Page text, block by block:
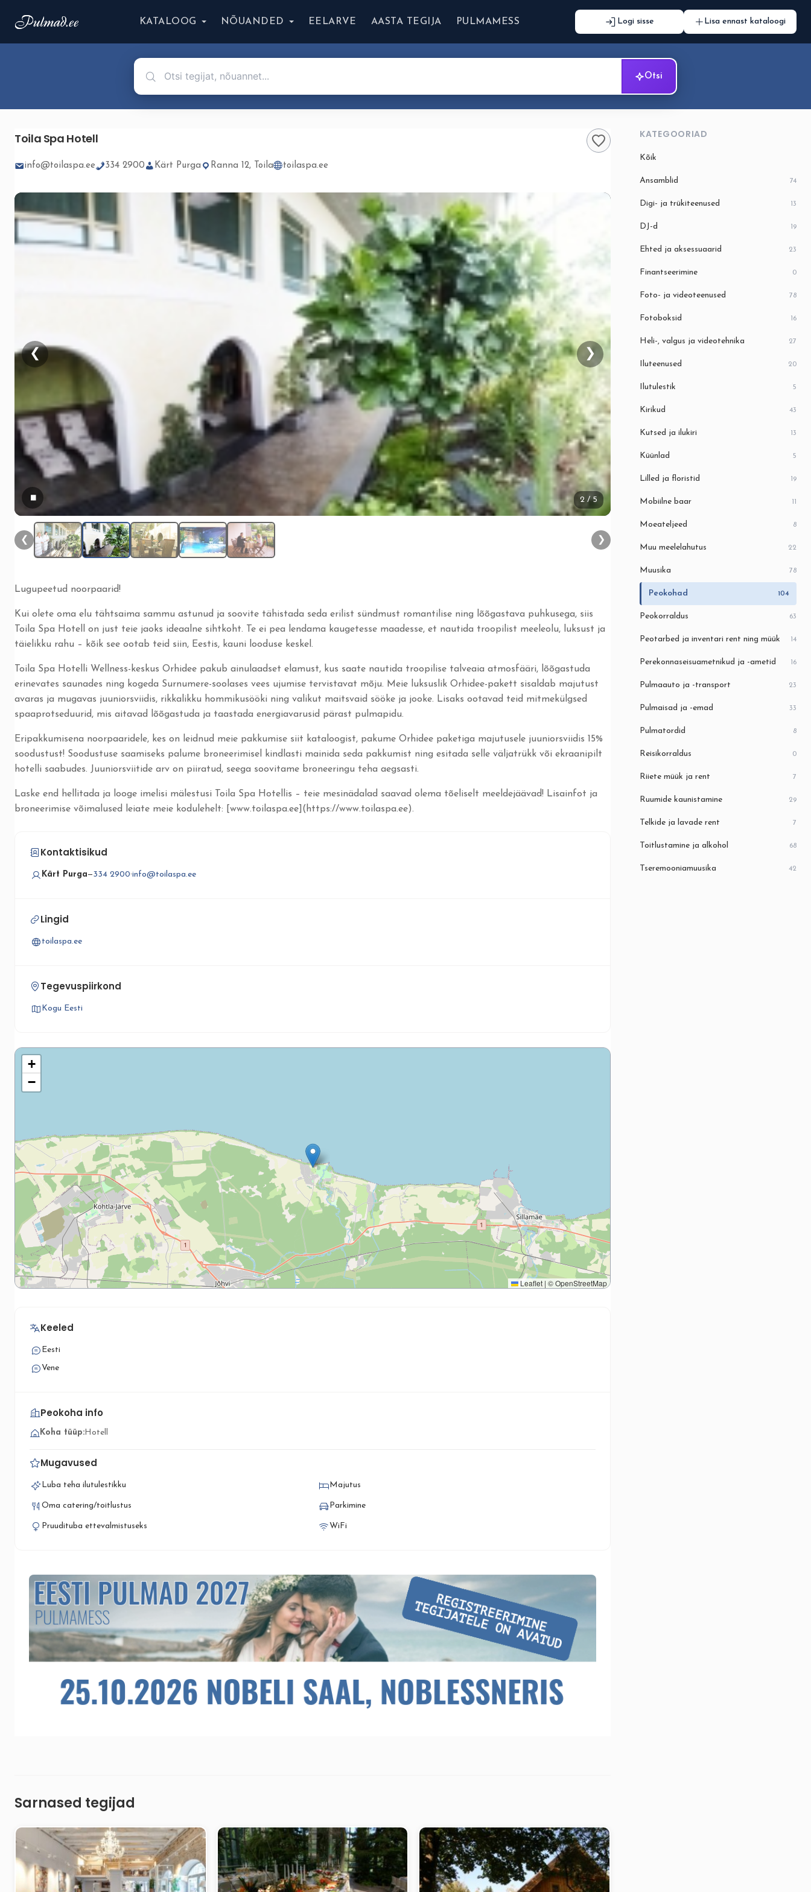
KATALOOG NÕUANDED EELARVE AASTA TEGIJA PULMAMESS Logi sisse Lisa ennast kataloogi
Otsi
Toila Spa Hotell
info@toilaspa.ee 334 2900 Kärt Purga Ranna 12, Toila toilaspa.ee
❮ ❯
2 / 5
❮ ❯
Lugupeetud noorpaarid!
Kui olete oma elu tähtsaima sammu astunud ja soovite tähistada seda erilist sündmust romantilise ning lõõgastava puhkusega, siis
Toila Spa Hotell on just teie jaoks ideaalne sihtkoht. Te ei pea lendama kaugetesse maadesse, et nautida troopilist meeleolu, luksust ja
täielikku rahu – kõik see ootab teid siin, Eestis, kauni looduse keskel.
Toila Spa Hotelli Wellness-keskus Orhidee pakub ainulaadset elamust, kus saate nautida troopilise talveaia atmosfääri, lõõgastuda
erinevates saunades ning kogeda Surnumere-soolases vees ujumise tervistavat mõju. Meie luksuslik Orhidee-pakett sisaldab majutust
avaras ja mugavas juuniorsviidis, rikkalikku hommikusööki ning valikut maitsvaid sööke ja jooke. Lisaks ootavad teid mitmekülgsed
spaaprotseduurid, mis aitavad lõõgastuda ja taastada energiavarusid pärast pulmapidu.
Eripakkumisena noorpaaridele, kes on leidnud meie pakkumise siit kataloogist, pakume Orhidee paketiga majutusele juuniorsviidis 15%
soodustust! Soodustuse saamiseks palume broneerimisel kindlasti mainida seda pakkumist ning esitada selle väljatrükk või ekraanipilt
hotelli saabudes. Juuniorsviitide arv on piiratud, seega soovitame broneeringu teha aegsasti.
Laske end hellitada ja looge imelisi mälestusi Toila Spa Hotellis – teie mesinädalad saavad olema tõeliselt meeldejäävad! Lisainfot ja
broneerimise võimalused leiate meie kodulehelt: [www.toilaspa.ee](https://www.toilaspa.ee).
Kontaktisikud
Kärt Purga—334 2900·info@toilaspa.ee
Lingid
toilaspa.ee
Tegevuspiirkond
Kogu Eesti
+
−
Leaflet | ©OpenStreetMap
Keeled
Eesti
Vene
Peokoha info
Koha tüüp:Hotell
Mugavused
Luba teha ilutulestikku Majutus
Oma catering/toitlustus Parkimine
Pruudituba ettevalmistuseks WiFi
Sarnased tegijad
KATEGOORIAD
Kõik
Ansamblid 74
Digi- ja trükiteenused 13
DJ-d 19
Ehted ja aksessuaarid 23
Finantseerimine 0
Foto- ja videoteenused 78
Fotoboksid 16
Heli-, valgus ja videotehnika 27
Iluteenused 20
Ilutulestik 5
Kirikud 43
Kutsed ja ilukiri 13
Küünlad 5
Lilled ja floristid 19
Mobiilne baar 11
Moeateljeed 8
Muu meelelahutus 22
Muusika 78
Peokohad 104
Peokorraldus 63
Peotarbed ja inventari rent ning müük 14
Perekonnaseisuametnikud ja -ametid 16
Pulmaauto ja -transport 23
Pulmaisad ja -emad 33
Pulmatordid 8
Reisikorraldus 0
Riiete müük ja rent 7
Ruumide kaunistamine 29
Telkide ja lavade rent 7
Toitlustamine ja alkohol 68
Tseremooniamuusika 42